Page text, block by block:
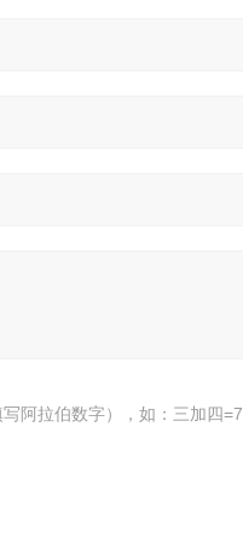
阿拉伯数字），如：三加四=7